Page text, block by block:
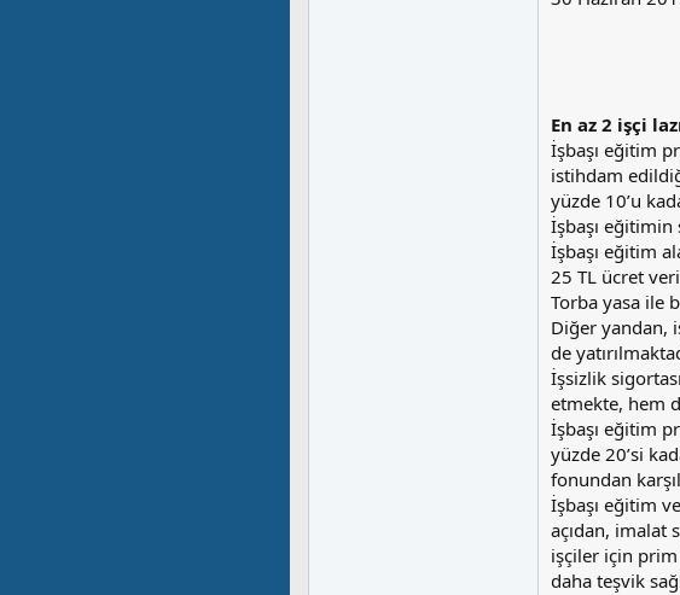
En az 2 işçi
İşbaşı eğitim
istihdam
yüzde 10’u
İşbaşı
İşbaşı eğitim
25 TL ücret
Torba yasa ile
Diğer yandan,
de
İşsizlik
etmekte, hem
İşbaşı eğitim
yüzde 20’si
fonundan
İşbaşı eğitim
açıdan, imalat
işçiler için
daha teşvik